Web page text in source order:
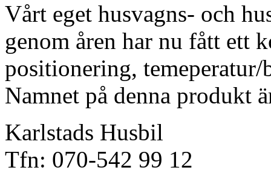
Vårt eget husvagns- och
genom åren har nu fått ett
positionering,
Namnet på denna produkt
Karlstads Husbil
Tfn: 070-542 99 12